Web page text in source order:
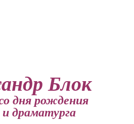
Блок
дня рождения
драматурга